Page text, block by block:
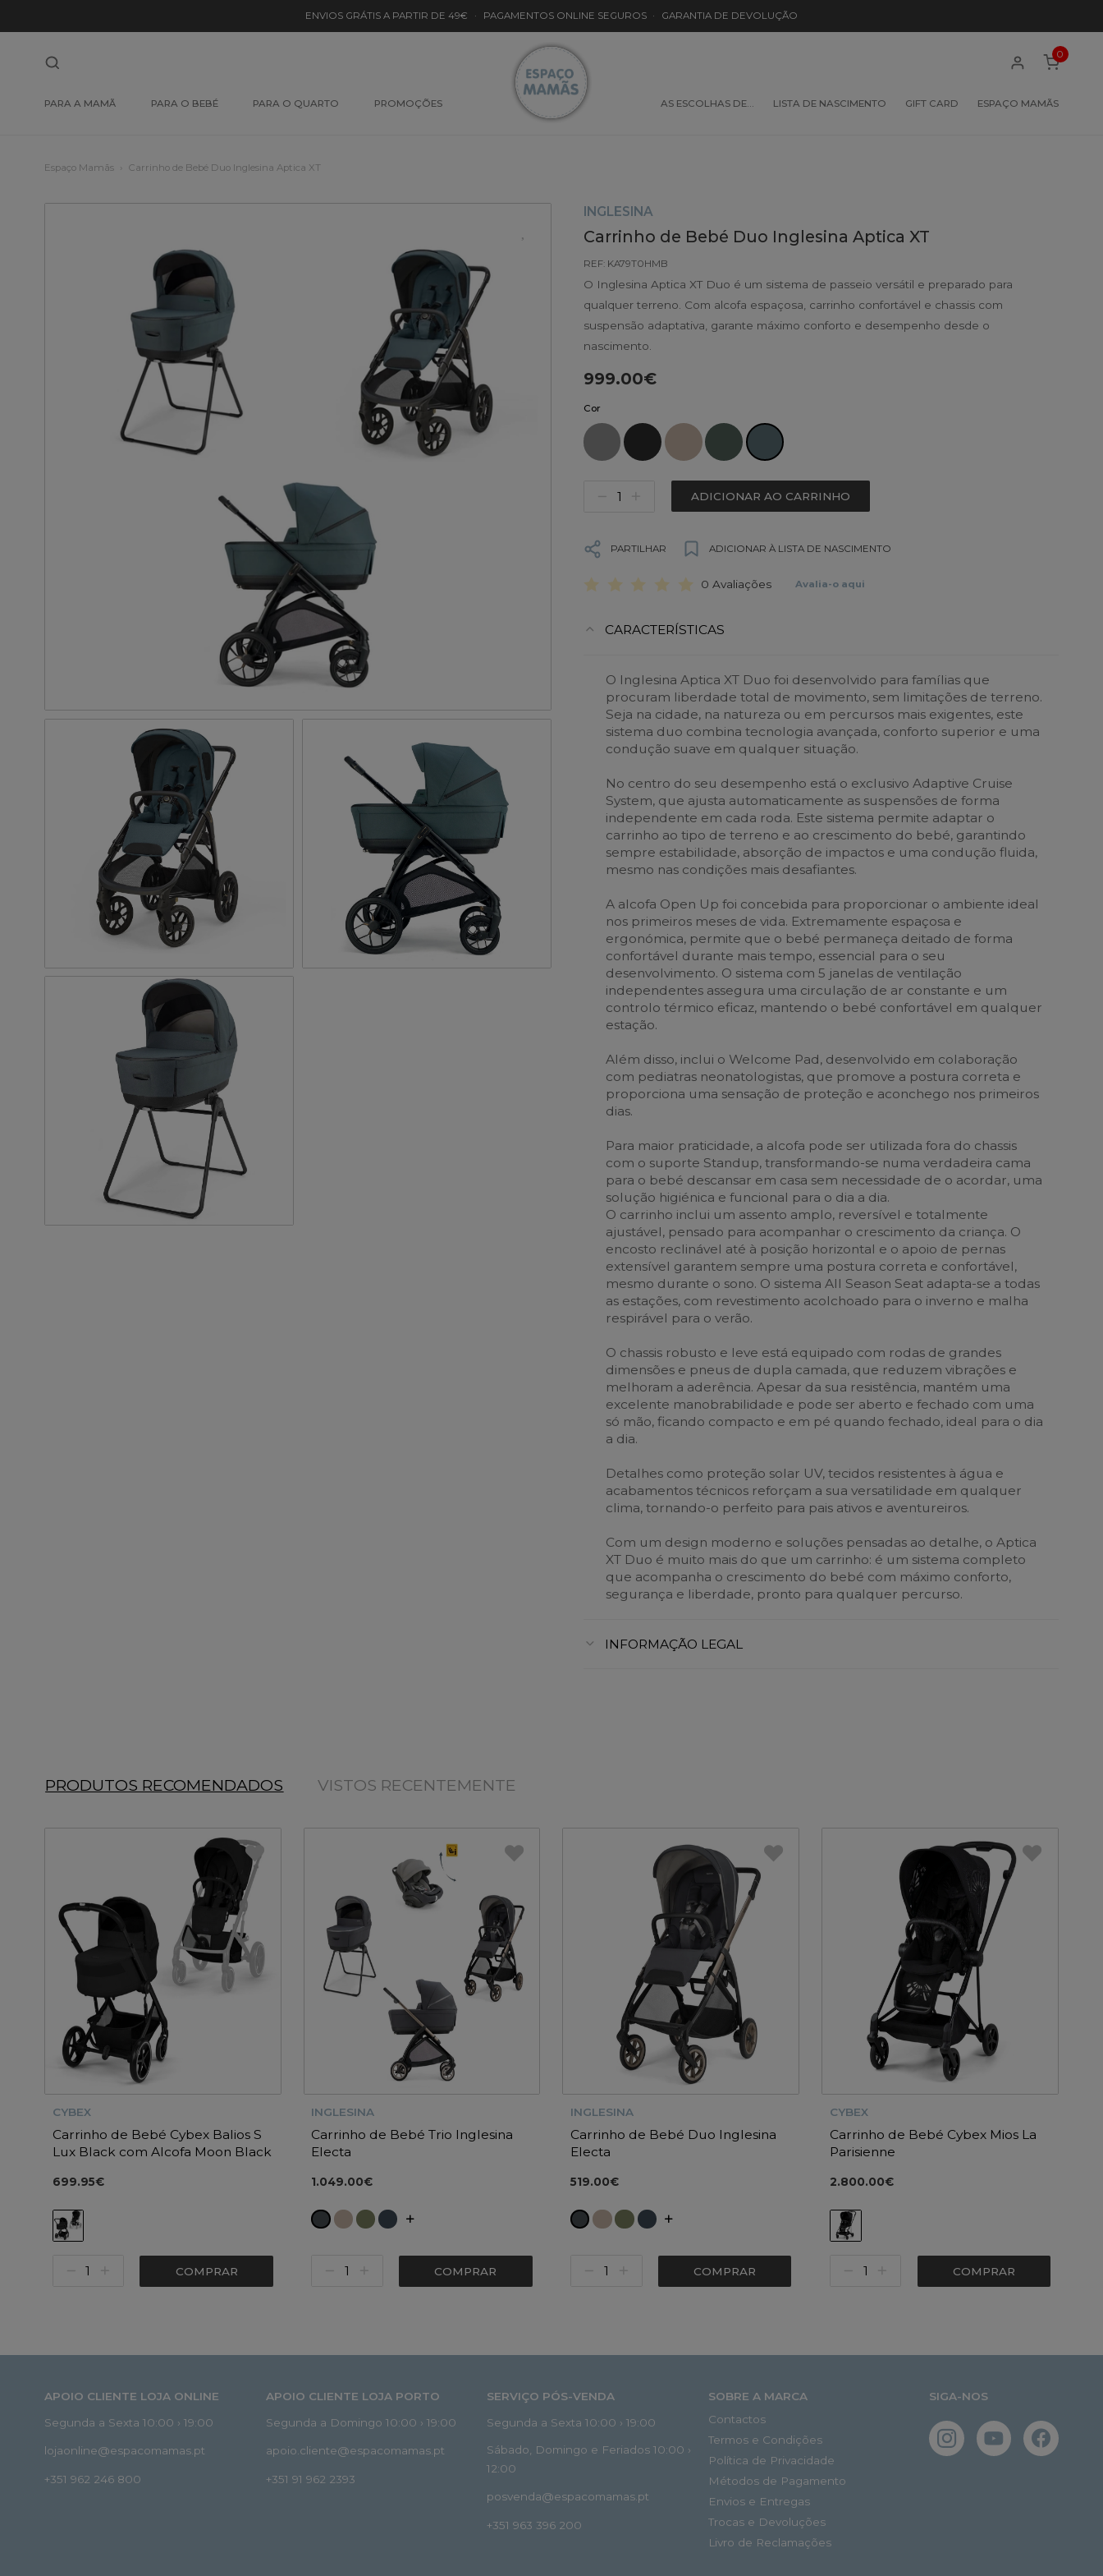
ENVIOS GRÁTIS A PARTIR DE 49€ · PAGAMENTOS ONLINE SEGUROS · GARANTIA DE DEVOLUÇÃO
PARA A MAMÃ PARA O BEBÉ PARA O QUARTO PROMOÇÕES AS ESCOLHAS DE… LISTA DE NASCIMENTO GIFT CARD ESPAÇO MAMÃS
0
Espaço Mamãs Carrinho de Bebé Duo Inglesina Aptica XT
INGLESINA
Carrinho de Bebé Duo Inglesina Aptica XT
REF: KA79T0HMB
O Inglesina Aptica XT Duo é um sistema de passeio versátil e preparado para
qualquer terreno. Com alcofa espaçosa, carrinho confortável e chassis com
suspensão adaptativa, garante máximo conforto e desempenho desde o
nascimento.
999.00€
Cor
ADICIONAR AO CARRINHO
PARTILHAR ADICIONAR À LISTA DE NASCIMENTO
0 Avaliações Avalia-o aqui
CARACTERÍSTICAS
O Inglesina Aptica XT Duo foi desenvolvido para famílias que
procuram liberdade total de movimento, sem limitações de terreno.
Seja na cidade, na natureza ou em percursos mais exigentes, este
sistema duo combina tecnologia avançada, conforto superior e uma
condução suave em qualquer situação.
No centro do seu desempenho está o exclusivo Adaptive Cruise
System, que ajusta automaticamente as suspensões de forma
independente em cada roda. Este sistema permite adaptar o
carrinho ao tipo de terreno e ao crescimento do bebé, garantindo
sempre estabilidade, absorção de impactos e uma condução fluida,
mesmo nas condições mais desafiantes.
A alcofa Open Up foi concebida para proporcionar o ambiente ideal
nos primeiros meses de vida. Extremamente espaçosa e
ergonómica, permite que o bebé permaneça deitado de forma
confortável durante mais tempo, essencial para o seu
desenvolvimento. O sistema com 5 janelas de ventilação
independentes assegura uma circulação de ar constante e um
controlo térmico eficaz, mantendo o bebé confortável em qualquer
estação.
Além disso, inclui o Welcome Pad, desenvolvido em colaboração
com pediatras neonatologistas, que promove a postura correta e
proporciona uma sensação de proteção e aconchego nos primeiros
dias.
Para maior praticidade, a alcofa pode ser utilizada fora do chassis
com o suporte Standup, transformando-se numa verdadeira cama
para o bebé descansar em casa sem necessidade de o acordar, uma
solução higiénica e funcional para o dia a dia.
O carrinho inclui um assento amplo, reversível e totalmente
ajustável, pensado para acompanhar o crescimento da criança. O
encosto reclinável até à posição horizontal e o apoio de pernas
extensível garantem sempre uma postura correta e confortável,
mesmo durante o sono. O sistema All Season Seat adapta-se a todas
as estações, com revestimento acolchoado para o inverno e malha
respirável para o verão.
O chassis robusto e leve está equipado com rodas de grandes
dimensões e pneus de dupla camada, que reduzem vibrações e
melhoram a aderência. Apesar da sua resistência, mantém uma
excelente manobrabilidade e pode ser aberto e fechado com uma
só mão, ficando compacto e em pé quando fechado, ideal para o dia
a dia.
Detalhes como proteção solar UV, tecidos resistentes à água e
acabamentos técnicos reforçam a sua versatilidade em qualquer
clima, tornando-o perfeito para pais ativos e aventureiros.
Com um design moderno e soluções pensadas ao detalhe, o Aptica
XT Duo é muito mais do que um carrinho: é um sistema completo
que acompanha o crescimento do bebé com máximo conforto,
segurança e liberdade, pronto para qualquer percurso.
INFORMAÇÃO LEGAL
PRODUTOS RECOMENDADOS VISTOS RECENTEMENTE
CYBEX
Carrinho de Bebé Cybex Balios S
Lux Black com Alcofa Moon Black
699.95€
COMPRAR
INGLESINA
Carrinho de Bebé Trio Inglesina
Electa
1.049.00€
COMPRAR
INGLESINA
Carrinho de Bebé Duo Inglesina
Electa
519.00€
COMPRAR
CYBEX
Carrinho de Bebé Cybex Mios La
Parisienne
2.800.00€
COMPRAR
APOIO CLIENTE LOJA ONLINE
Segunda a Sexta 10:00 › 19:00
lojaonline@espacomamas.pt
+351 962 246 800
APOIO CLIENTE LOJA PORTO
Segunda a Domingo 10:00 › 19:00
apoio.cliente@espacomamas.pt
+351 91 962 2393
SERVIÇO PÓS-VENDA
Segunda a Sexta 10:00 › 19:00
Sábado, Domingo e Feriados 10:00 ›
12:00
posvenda@espacomamas.pt
+351 963 396 200
SOBRE A MARCA
Contactos
Termos e Condições
Política de Privacidade
Métodos de Pagamento
Envios e Entregas
Trocas e Devoluções
Livro de Reclamações
SIGA-NOS